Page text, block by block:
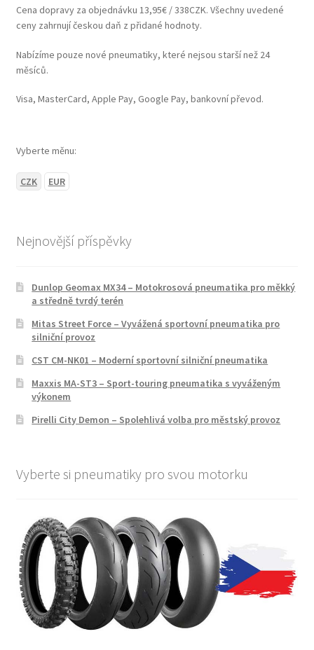
Cena dopravy za objednávku 13,95€ / 338CZK. Všechny uvedené
ceny zahrnují českou daň z přidané hodnoty.
Nabízíme pouze nové pneumatiky, které nejsou starší než 24
měsíců.
Visa, MasterCard, Apple Pay, Google Pay, bankovní převod.
Vyberte měnu:
CZK EUR
Nejnovější příspěvky
Dunlop Geomax MX34 – Motokrosová pneumatika pro měkký
a středně tvrdý terén
Mitas Street Force – Vyvážená sportovní pneumatika pro
silniční provoz
CST CM-NK01 – Moderní sportovní silniční pneumatika
Maxxis MA-ST3 – Sport-touring pneumatika s vyváženým
výkonem
Pirelli City Demon – Spolehlivá volba pro městský provoz
Vyberte si pneumatiky pro svou motorku